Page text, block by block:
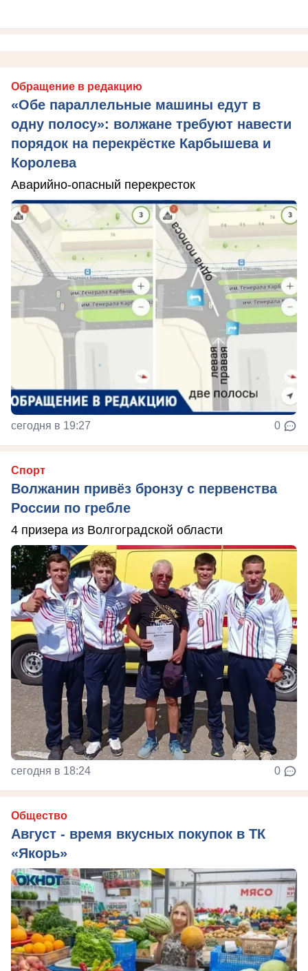
Обращение в редакцию
«Обе параллельные машины едут в
одну полосу»: волжане требуют навести
порядок на перекрёстке Карбышева и
Королева
Аварийно-опасный перекресток
сегодня в 19:27 0
Спорт
Волжанин привёз бронзу с первенства
России по гребле
4 призера из Волгоградской области
сегодня в 18:24 0
Общество
Август - время вкусных покупок в ТК
«Якорь»